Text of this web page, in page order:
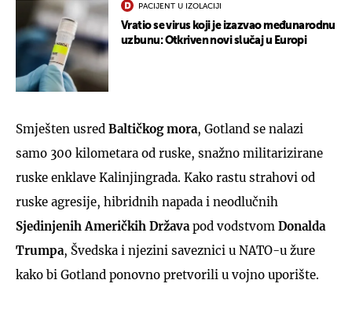
PACIJENT U IZOLACIJI
Vratio se virus koji je izazvao međunarodnu
uzbunu: Otkriven novi slučaj u Europi
Smješten usred Baltičkog mora, Gotland se nalazi
samo 300 kilometara od ruske, snažno militarizirane
ruske enklave Kalinjingrada. Kako rastu strahovi od
ruske agresije, hibridnih napada i neodlučnih
Sjedinjenih Američkih Država pod vodstvom Donalda
Trumpa, Švedska i njezini saveznici u NATO-u žure
kako bi Gotland ponovno pretvorili u vojno uporište.